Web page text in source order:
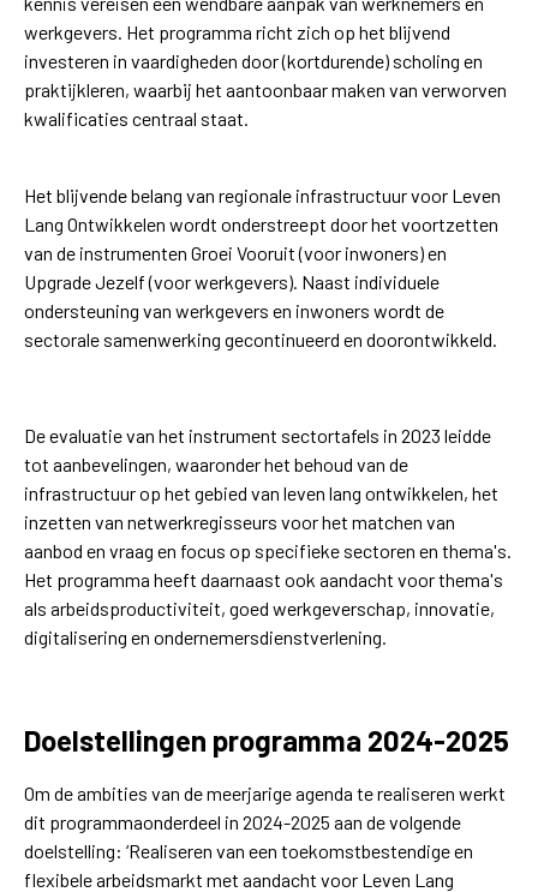
werkgevers. Het programma richt zich op het blijvend
investeren in vaardigheden door (kortdurende) scholing en
praktijkleren, waarbij het aantoonbaar maken van verworven
kwalificaties centraal staat.
Het blijvende belang van regionale infrastructuur voor Leven
Lang Ontwikkelen wordt onderstreept door het voortzetten
van de instrumenten Groei Vooruit (voor inwoners) en
Upgrade Jezelf (voor werkgevers). Naast individuele
ondersteuning van werkgevers en inwoners wordt de
sectorale samenwerking gecontinueerd en doorontwikkeld.
De evaluatie van het instrument sectortafels in 2023 leidde
tot aanbevelingen, waaronder het behoud van de
infrastructuur op het gebied van leven lang ontwikkelen, het
inzetten van netwerkregisseurs voor het matchen van
aanbod en vraag en focus op specifieke sectoren en thema's.
Het programma heeft daarnaast ook aandacht voor thema's
als arbeidsproductiviteit, goed werkgeverschap, innovatie,
digitalisering en ondernemersdienstverlening.
Doelstellingen programma 2024-2025
Om de ambities van de meerjarige agenda te realiseren werkt
dit programmaonderdeel in 2024-2025 aan de volgende
doelstelling: ‘Realiseren van een toekomstbestendige en
flexibele arbeidsmarkt met aandacht voor Leven Lang